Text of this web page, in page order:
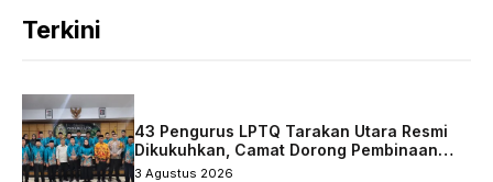
Terkini
43 Pengurus LPTQ Tarakan Utara Resmi
Dikukuhkan, Camat Dorong Pembinaan
Qurani Berkelanjutan
3 Agustus 2026